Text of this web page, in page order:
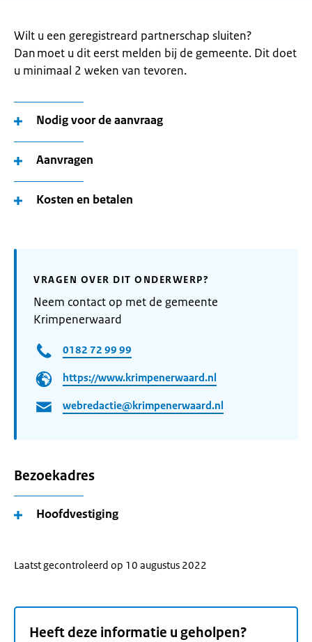
Wilt u een geregistreard partnerschap sluiten?
Dan moet u dit eerst melden bij de gemeente. Dit doet
u minimaal 2 weken van tevoren.
Nodig voor de aanvraag
Aanvragen
Kosten en betalen
VRAGEN OVER DIT ONDERWERP?
Neem contact op met de gemeente
Krimpenerwaard
0182 72 99 99
https://www.krimpenerwaard.nl
webredactie@krimpenerwaard.nl
Bezoekadres
Hoofdvestiging
Laatst gecontroleerd op 10 augustus 2022
Heeft deze informatie u geholpen?